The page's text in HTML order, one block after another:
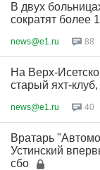
В двух
сократят более
news@e1.ru 88
На Верх-
старый яхт-
news@e1.ru 40
Вратарь
Устинский
сбо